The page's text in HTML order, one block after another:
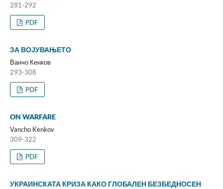
281-292
PDF
ЗА ВОЈУВАЊЕТО
Ванчо Кенков
293-308
PDF
ON WARFARE
Vancho Kenkov
309-322
PDF
УКРАИНСКАТА КРИЗА КАКО ГЛОБАЛЕН БЕЗБЕДНОСЕН